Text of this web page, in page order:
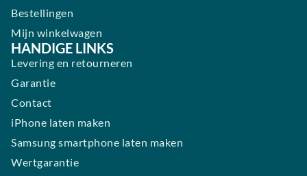
Bestellingen
Mijn winkelwagen
HANDIGE LINKS
Levering en retourneren
Garantie
Contact
iPhone laten maken
Samsung smartphone laten maken
Wertgarantie